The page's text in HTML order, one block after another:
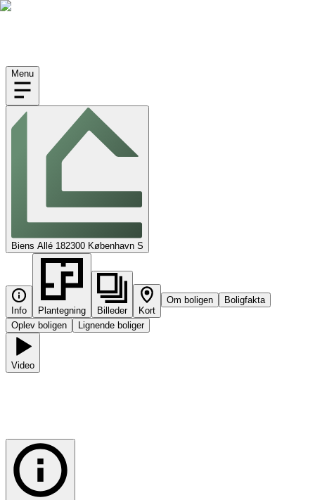
Menu
Biens Allé 182300 København S
Info Plantegning Billeder Kort
Om boligen Boligfakta
Oplev boligen Lignende boliger
Video